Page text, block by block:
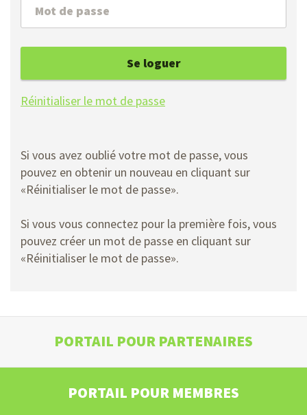
Se loguer
Réinitialiser le mot de passe
Si vous avez oublié votre mot de passe, vous
pouvez en obtenir un nouveau en cliquant sur
«Réinitialiser le mot de passe».
Si vous vous connectez pour la première fois, vous
pouvez créer un mot de passe en cliquant sur
«Réinitialiser le mot de passe».
PORTAIL POUR PARTENAIRES
PORTAIL POUR MEMBRES